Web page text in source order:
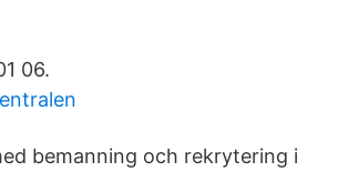
06.
bemanning och rekrytering i